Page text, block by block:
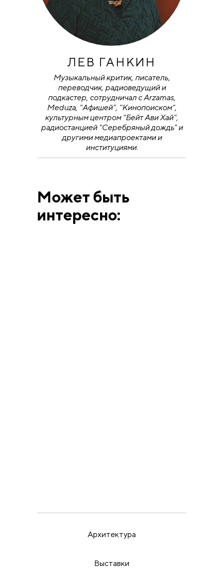
ЛЕВ ГАНКИН
Музыкальный критик, писатель,
переводчик, радиоведущий и
подкастер, сотрудничал с Arzamas,
Meduza, "Афишей", "Кинопоиском",
культурным центром "Бейт Ави Хай",
радиостанцией "Серебряный дождь" и
другими медиапроектами и
институциями.
Может быть
интересно:
Архитектура
Выставки